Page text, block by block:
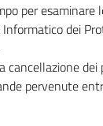
per esaminare
dei
cancellazione
pervenute